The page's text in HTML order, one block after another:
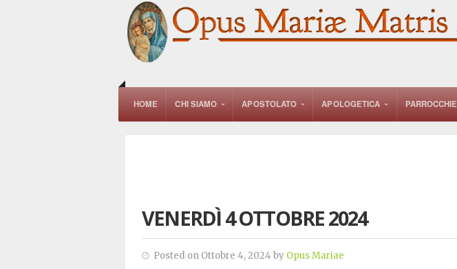
HOME CHI SIAMO APOSTOLATO APOLOGETICA PARROCCHIE
VENERDÌ 4 OTTOBRE 2024
Posted on Ottobre 4, 2024 by Opus Mariae